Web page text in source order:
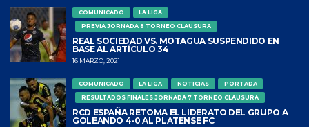
COMUNICADO
LA LIGA
PREVIA JORNADA 8 TORNEO CLAUSURA
REAL SOCIEDAD VS. MOTAGUA SUSPENDIDO EN
BASE AL ARTÍCULO 34
16 MARZO, 2021
COMUNICADO LA LIGA NOTICIAS
PORTADA
RESULTADOS FINALES JORNADA 7 TORNEO CLAUSURA
RCD ESPAÑA RETOMA EL LIDERATO DEL GRUPO A
GOLEANDO 4-0 AL PLATENSE FC